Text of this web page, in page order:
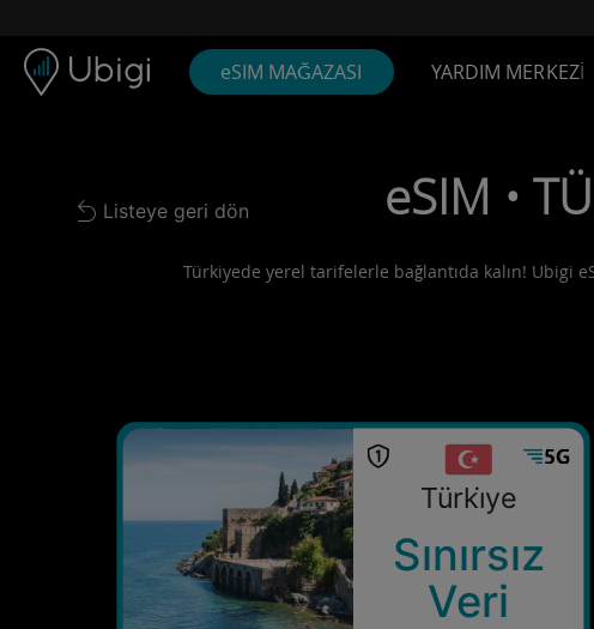
eSIM MAĞAZASI YARDIM MERKEZİ
Back to list
Listeye geri dön eSIM •
Türkiyede yerel tarifelerle bağlantıda kalın! Ubigi
Türki̇ye
Sınırsız
Veri